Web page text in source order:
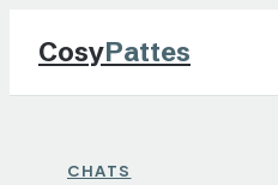
CosyPattes
CHATS